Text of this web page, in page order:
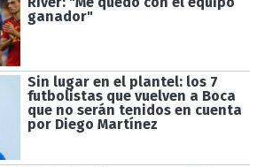
ganador"
Sin lugar en el plantel: los 7
futbolistas que vuelven a Boca
que no serán tenidos en cuenta
por Diego Martínez